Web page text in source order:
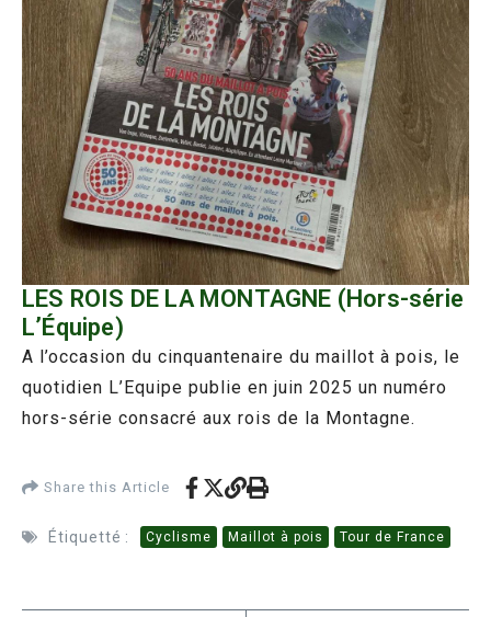
LES ROIS DE LA MONTAGNE (Hors-série
L’Équipe)
A l’occasion du cinquantenaire du maillot à pois, le
quotidien L’Equipe publie en juin 2025 un numéro
hors-série consacré aux rois de la Montagne.
Share this Article
Étiquetté : Cyclisme Maillot à pois Tour de France